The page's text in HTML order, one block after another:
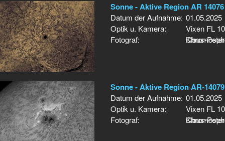
Sonne - Aktive Region AR 14076
Datum der Aufnahme: 01.05.2025
Optik u. Kamera:
Vixen FL
Fotograf: Klaus-
Sonne - Aktive Region AR-14079
Datum der Aufnahme: 01.05.2025
Optik u. Kamera:
Vixen FL
Fotograf: Klaus-